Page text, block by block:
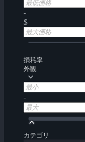
-
$
損耗率
外観
-
カテゴリ